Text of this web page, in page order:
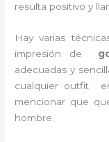
resulta positivo y
Hay varias
impresión de
adecuadas y
cualquier outfit
mencionar que
hombre.